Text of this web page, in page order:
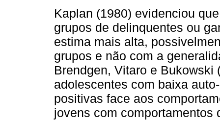
Kaplan (1980) evidenciou
grupos de delinquentes ou
estima mais alta,
grupos e não com a
Brendgen, Vitaro e Bukowski
adolescentes com baixa
positivas face aos
jovens com comportamentos